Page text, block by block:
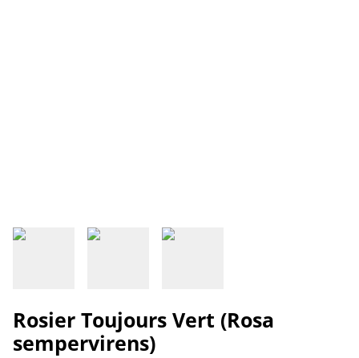
Rosier Toujours Vert (Rosa
sempervirens)